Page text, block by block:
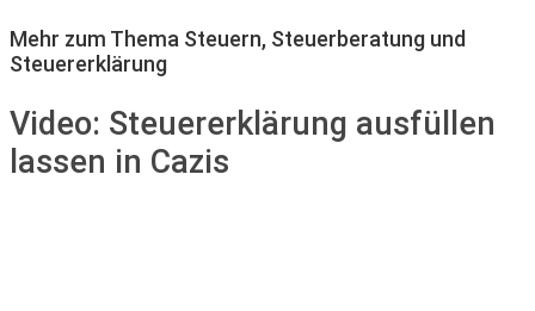
Mehr zum Thema Steuern, Steuerberatung und
Steuererklärung
Video: Steuererklärung ausfüllen
lassen in Cazis